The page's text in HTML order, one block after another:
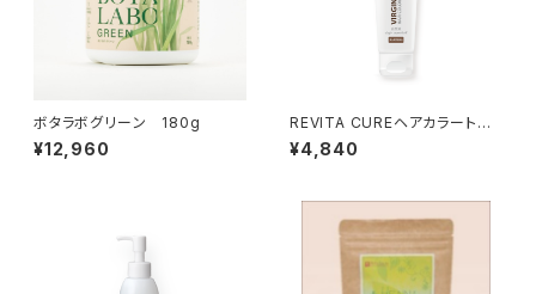
ボタラボグリーン 180g
¥12,960
REVITA CUREヘアカラートリ
ートメント ダークブラウン
¥4,840